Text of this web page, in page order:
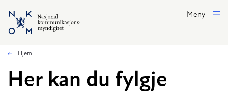
Hopp til hovedinnhold
Meny
Hjem
Her kan du fylgje